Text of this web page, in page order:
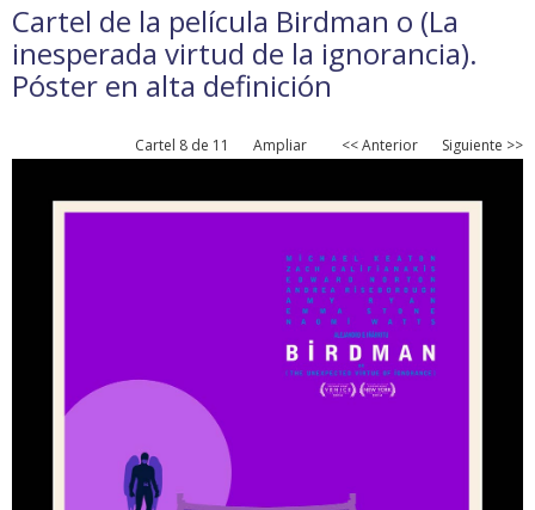
Cartel de la película Birdman o (La
inesperada virtud de la ignorancia).
Póster en alta definición
Cartel 8 de 11 Ampliar << Anterior Siguiente >>